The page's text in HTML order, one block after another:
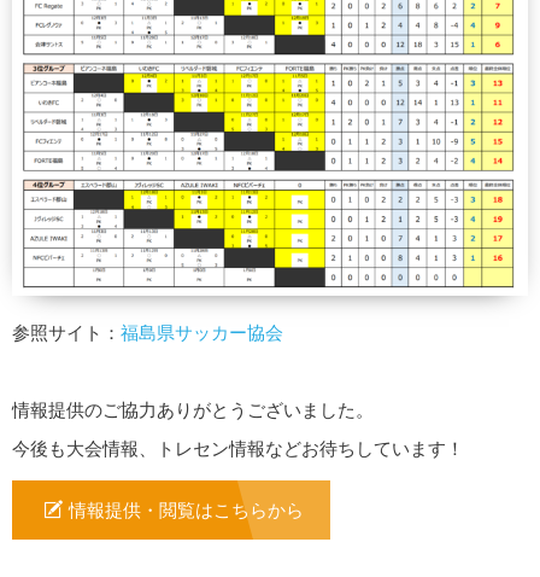
参照サイト： 福島県サッカー協会
情報提供のご協力ありがとうございました。
今後も大会情報、トレセン情報などお待ちしています！
情報提供・閲覧はこちらから